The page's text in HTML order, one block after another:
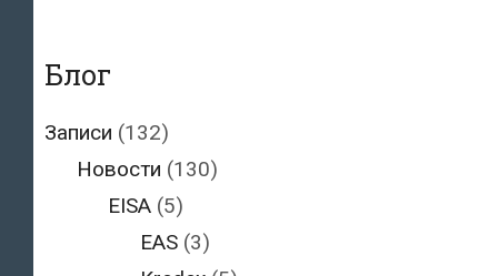
Блог
Записи (132)
Новости (130)
EISA (5)
EAS(3)